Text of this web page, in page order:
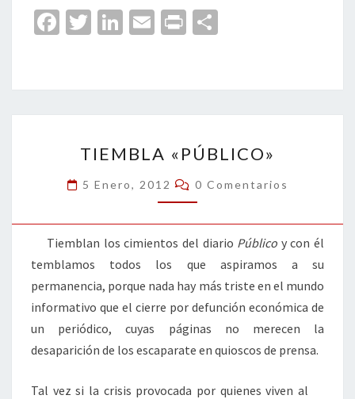
Fa
o
o
T
er
Li
dI
n
E
l
Pr
p
ar
tir
«PÚBLICO»
TIEMBLA «PÚBLICO»
5 Enero, 2012 Comentarios
0 Comentarios
Tiemblan los cimientos del diario Público y con él
temblamos todos los que aspiramos a su
permanencia, porque nada hay más triste en el mundo
informativo que el cierre por defunción económica de
un periódico, cuyas páginas no merecen la
desaparición de los escaparate en quioscos de prensa.
Tal vez si la crisis provocada por quienes viven al